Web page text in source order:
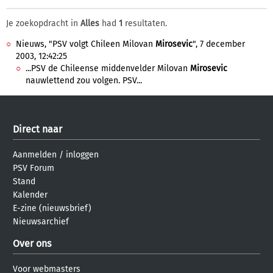
Je zoekopdracht in Alles had 1 resultaten.
Nieuws, "PSV volgt Chileen Milovan Mirosevic", 7 december
2003, 12:42:25
...PSV de Chileense middenvelder Milovan Mirosevic
nauwlettend zou volgen. PSV...
Direct naar
Aanmelden / inloggen
PSV Forum
Stand
Kalender
E-zine (nieuwsbrief)
Nieuwsarchief
Over ons
Voor webmasters